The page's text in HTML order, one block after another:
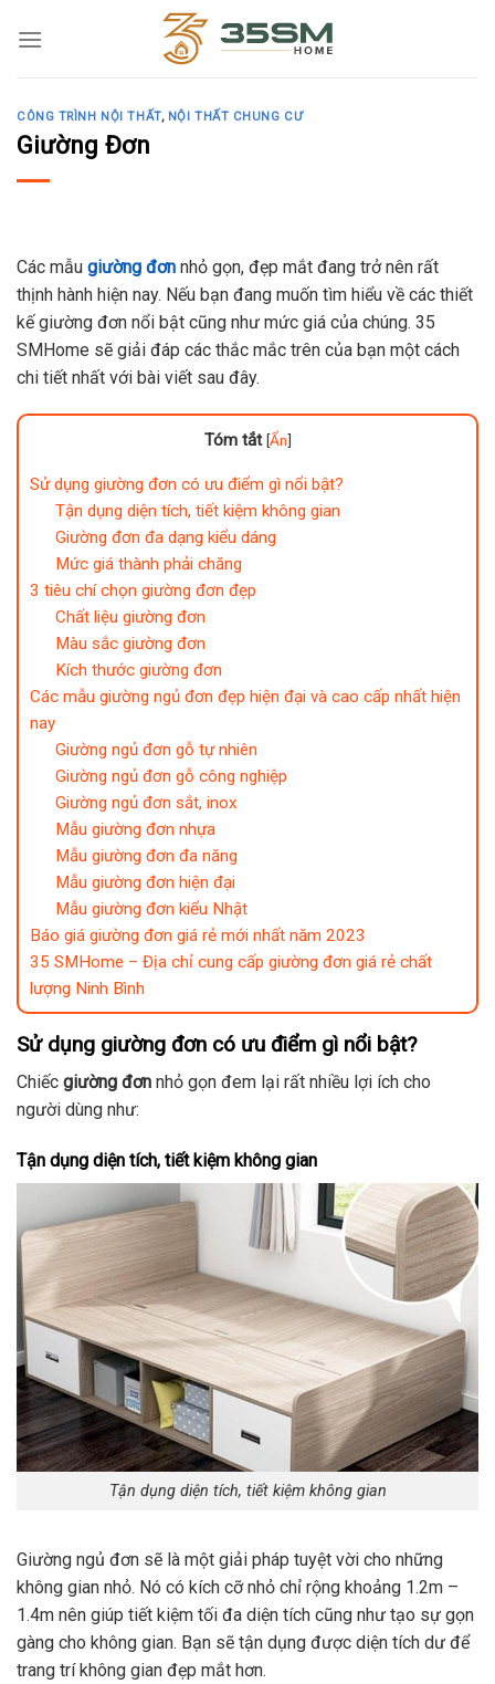
CÔNG TRÌNH NỘI THẤT, NỘI THẤT CHUNG CƯ
Giường Đơn
Các mẫu giường đơn nhỏ gọn, đẹp mắt đang trở nên rất
thịnh hành hiện nay. Nếu bạn đang muốn tìm hiểu về các thiết
kế giường đơn nổi bật cũng như mức giá của chúng. 35
SMHome sẽ giải đáp các thắc mắc trên của bạn một cách
chi tiết nhất với bài viết sau đây.
Tóm tắt [Ẩn]
Sử dụng giường đơn có ưu điểm gì nổi bật?
Tận dụng diện tích, tiết kiệm không gian
Giường đơn đa dạng kiểu dáng
Mức giá thành phải chăng
3 tiêu chí chọn giường đơn đẹp
Chất liệu giường đơn
Màu sắc giường đơn
Kích thước giường đơn
Các mẫu giường ngủ đơn đẹp hiện đại và cao cấp nhất hiện
nay
Giường ngủ đơn gỗ tự nhiên
Giường ngủ đơn gỗ công nghiệp
Giường ngủ đơn sắt, inox
Mẫu giường đơn nhựa
Mẫu giường đơn đa năng
Mẫu giường đơn hiện đại
Mẫu giường đơn kiểu Nhật
Báo giá giường đơn giá rẻ mới nhất năm 2023
35 SMHome – Địa chỉ cung cấp giường đơn giá rẻ chất
lượng Ninh Bình
Sử dụng giường đơn có ưu điểm gì nổi bật?
Chiếc giường đơn nhỏ gọn đem lại rất nhiều lợi ích cho
người dùng như:
Tận dụng diện tích, tiết kiệm không gian
Tận dụng diện tích, tiết kiệm không gian
Giường ngủ đơn sẽ là một giải pháp tuyệt vời cho những
không gian nhỏ. Nó có kích cỡ nhỏ chỉ rộng khoảng 1.2m –
1.4m nên giúp tiết kiệm tối đa diện tích cũng như tạo sự gọn
gàng cho không gian. Bạn sẽ tận dụng được diện tích dư để
trang trí không gian đẹp mắt hơn.